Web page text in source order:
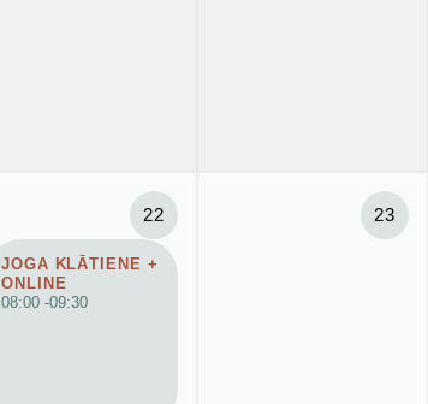
22
JOGA KLĀTIENE +
ONLINE
08:00 -09:30
23